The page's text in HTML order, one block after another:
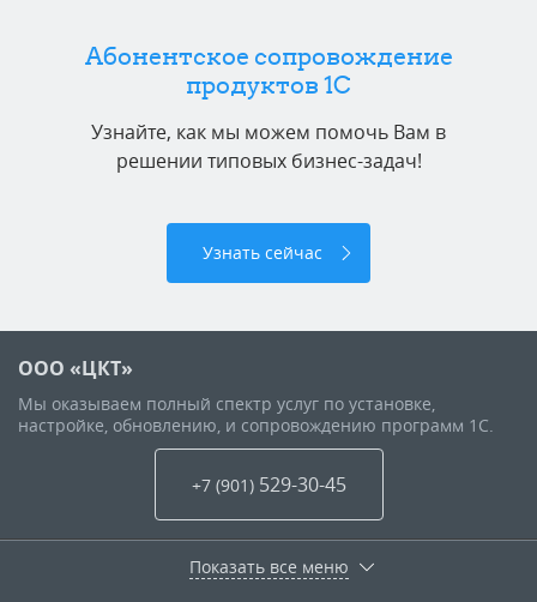
Абонентское сопровождение
продуктов 1C
Узнайте, как мы можем помочь Вам в
решении типовых бизнес-задач!
Узнать сейчас
ООО «ЦКТ»
Мы оказываем полный спектр услуг по установке,
настройке, обновлению, и сопровождению программ 1С.
+7 (901) 529-30-45
Показать все меню